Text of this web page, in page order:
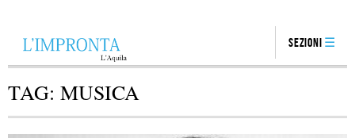
Sezioni
TAG: MUSICA